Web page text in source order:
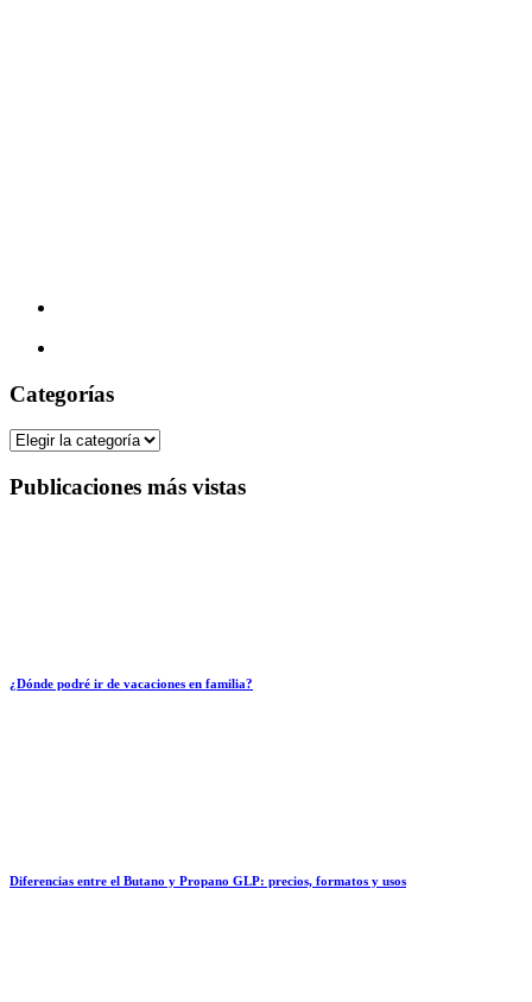
Categorías
Categorías
Publicaciones más vistas
¿Dónde podré ir de vacaciones en familia?
Diferencias entre el Butano y Propano GLP: precios, formatos y usos